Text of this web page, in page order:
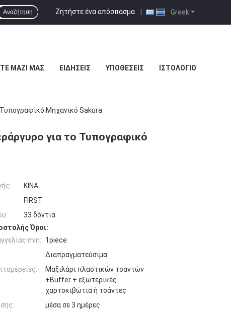
Greek
Ζητήστε ένα απόσπασμα |
Αναζήτηση
ΜΑΖΊ ΜΑΣ ΕΙΔΉΣΕΙΣ ΥΠΟΘΈΣΕΙΣ ΙΣΤΟΛΌΓΙΟ
Μηχανικό Sakura
για το Τυπογραφικό
ΚΙΝΑ
FIRST
33 δόντια
Όροι:
min:
1piece
Διαπραγματεύσιμα
Μαξιλάρι πλαστικών τσαντών
+Buffer + εξωτερικές
χαρτοκιβώτια ή τσάντες
μέσα σε 3 ημέρες